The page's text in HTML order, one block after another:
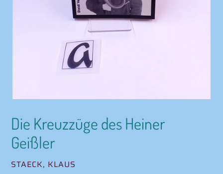
Die Kreuzzüge des Heiner
Geißler
VERKÄUFER
STAECK, KLAUS